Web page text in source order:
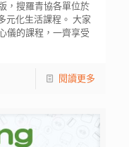
，搜羅青協各單位於
元化生活課程。 大家
儀的課程，一齊享受
閱讀更多